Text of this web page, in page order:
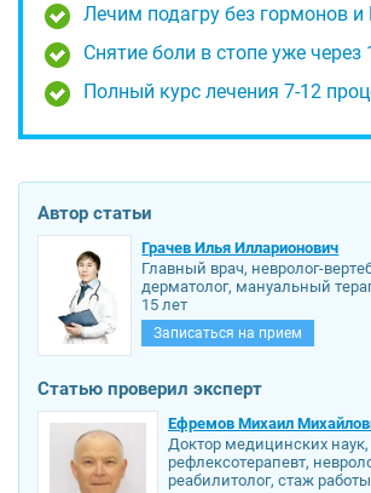
Лечим подагру без гормонов
Снятие боли в стопе уже через
Полный курс лечения 7-12
Автор статьи
Грачев Илья Илларионович
Главный врач, невролог-
дерматолог, мануальный
15 лет
Записаться на прием
Статью проверил эксперт
Ефремов Михаил
Доктор медицинских наук,
рефлексотерапевт,
реабилитолог, стаж